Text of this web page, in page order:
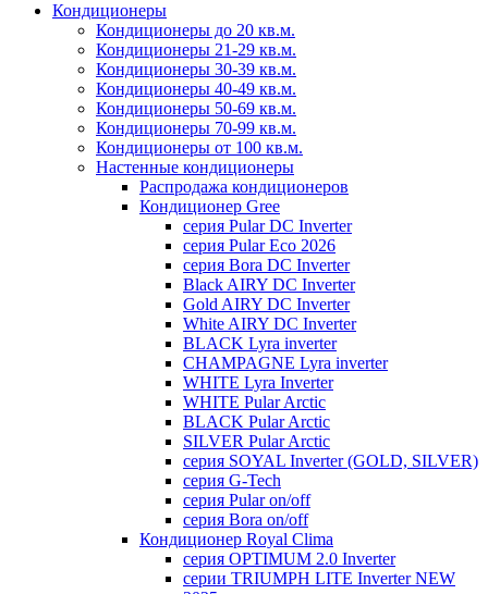
Кондиционеры
Кондиционеры до 20 кв.м.
Кондиционеры 21-29 кв.м.
Кондиционеры 30-39 кв.м.
Кондиционеры 40-49 кв.м.
Кондиционеры 50-69 кв.м.
Кондиционеры 70-99 кв.м.
Кондиционеры от 100 кв.м.
Настенные кондиционеры
Распродажа кондиционеров
Кондиционер Gree
серия Pular DC Inverter
серия Pular Eco 2026
серия Bora DC Inverter
Black AIRY DC Inverter
Gold AIRY DC Inverter
White AIRY DC Inverter
BLACK Lyra inverter
CHAMPAGNE Lyra inverter
WHITE Lyra Inverter
WHITE Pular Arctic
BLACK Pular Arctic
SILVER Pular Arctic
серия SOYAL Inverter (GOLD, SILVER)
серия G-Tech
серия Pular on/off
серия Bora on/off
Кондиционер Royal Clima
серия OPTIMUM 2.0 Inverter
серии TRIUMPH LITE Inverter NEW